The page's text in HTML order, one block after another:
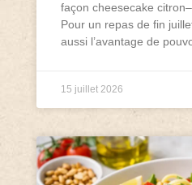
façon cheesecake
Pour un repas de fin
aussi l’avantage de
15 juillet 2026